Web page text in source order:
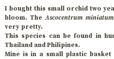
I bought this small orchid two
bloom. TheAscocentrum miniatum
very pretty.
This species can be found in
Thailand and Philipines.
Mine is in a small plastic